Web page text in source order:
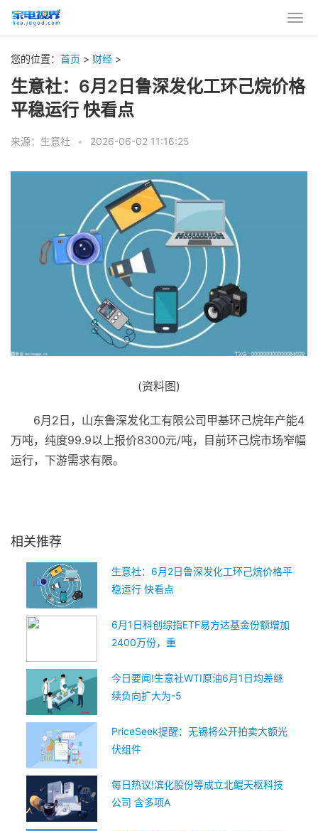
您的位置： 首页 > 财经 >
生意社：6月2日鲁深发化工环己烷价格
平稳运行 快看点
来源：生意社 • 2026-06-02 11:16:25
(资料图)
6月2日，山东鲁深发化工有限公司甲基环己烷年产能4
万吨，纯度99.9以上报价8300元/吨，目前环己烷市场窄幅
运行，下游需求有限。
相关推荐
生意社：6月2日鲁深发化工环己烷价格平
稳运行 快看点
6月1日科创综指ETF易方达基金份额增加
2400万份，重
今日要闻!生意社WTI原油6月1日均差继
续负向扩大为-5
PriceSeek提醒：无锡将公开拍卖大额光
伏组件
每日热议!滨化股份等成立北鲲天枢科技
公司 含多项A